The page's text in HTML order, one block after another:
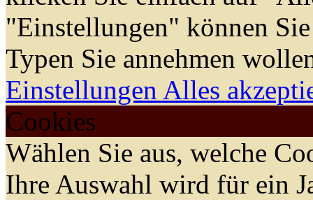
"Einstellungen" können
Typen Sie annehmen
Einstellungen Alles
Cookies
Wählen Sie aus, welche
Ihre Auswahl wird für ein